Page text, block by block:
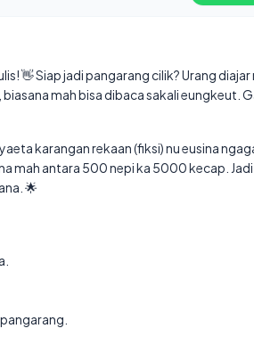
👋 Siap jadi pangarang cilik? Urang
mah bisa dibaca sakali eungkeut.
karangan rekaan (fiksi) nu eusina
mah antara 500 nepi ka 5000 kecap.
🌟